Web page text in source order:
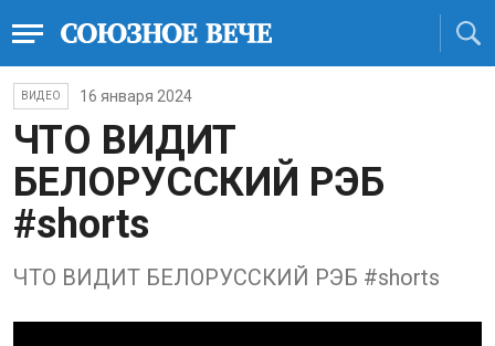
ВИДЕО 16 января 2024
ЧТО ВИДИТ
БЕЛОРУССКИЙ РЭБ
#shorts
ЧТО ВИДИТ БЕЛОРУССКИЙ РЭБ #shorts